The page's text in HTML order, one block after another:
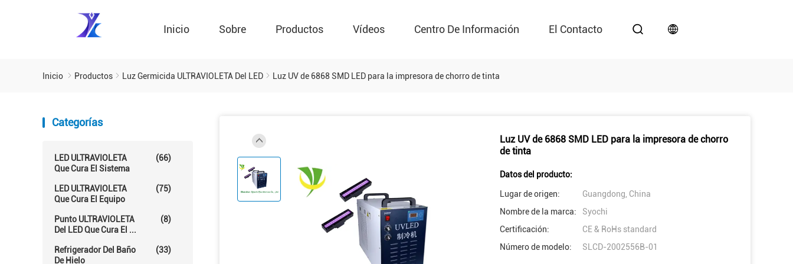
Inicio Sobre Productos Vídeos Centro De Información El Contacto
Inicio Productos Luz Germicida ULTRAVIOLETA Del LED Luz UV de 6868 SMD LED para la impresora de chorro de tinta
Categorías
LED ULTRAVIOLETA
Que Cura El Sistema
(66)
LED ULTRAVIOLETA
Que Cura El Equipo
(75)
Punto ULTRAVIOLETA
Del LED Que Cura El ...
(8)
Refrigerador Del Baño
De Hielo
(33)
Luz UV de 6868 SMD LED para la impresora de chorro
de tinta
Datos del producto:
Lugar de origen:
Guangdong, China
Nombre de la marca:
Syochi
Certificación:
CE & RoHs standard
Número de modelo:
SLCD-2002556B-01